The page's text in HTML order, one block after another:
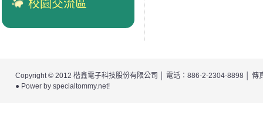
校園交流區
Copyright © 2012 楷鑫電子科技股份有限公司
│ 電話：886-2-2304-8898 │
● Power by specialtommy.net!